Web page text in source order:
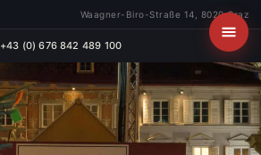
Waagner-Biro-Straße 14, 8020 Graz
+43 (0) 676 842 489 100